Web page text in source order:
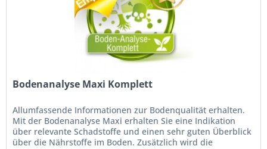
Bodenanalyse Maxi Komplett
Allumfassende Informationen zur Bodenqualität erhalten.
Mit der Bodenanalyse Maxi erhalten Sie eine Indikation
über relevante Schadstoffe und einen sehr guten Überblick
über die Nährstoffe im Boden. Zusätzlich wird die